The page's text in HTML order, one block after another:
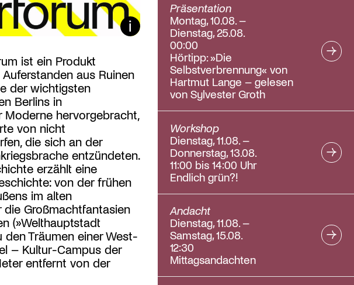
Bildunterschrift ein/
ist ein Produkt
aus Ruinen
der wichtigsten
Berlins in
Moderne hervorgebracht,
von nicht
die sich an der
entzündeten.
erzählt eine
von der frühen
im alten
die Großmachtfantasien
(»Welthauptstadt
den Träumen einer West-
– Kultur-Campus der
entfernt von der
Präsentation
Montag, 10.08. –
Dienstag, 25.08.
00:00
Hörtipp: »Die
Selbstverbrennung« von
Hartmut Lange – gelesen
von Sylvester Groth
Workshop
Dienstag, 11.08. –
Donnerstag, 13.08.
11:00 bis 14:00 Uhr
Endlich grün?!
Andacht
Dienstag, 11.08. –
Samstag, 15.08.
12:30
Mittagsandachten